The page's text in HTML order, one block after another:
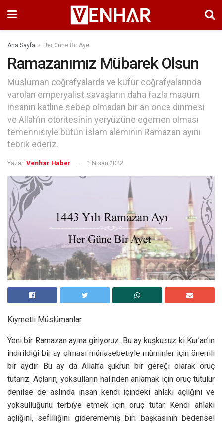
Ana Sayfa Her Güne Bir Ayet
Ramazanımız Mübarek Olsun
Müslüman coğrafyalarda ve küfür coğrafyalarında
varolan emperyalist savaşların daha fazla masum
insanın katline sebep olmadan bir an önce dinmesi
ve Allah’ın otoritesinin yeryüzüne egemen olması
temennisiyle bütün İslam aleminin Ramazan ayını
tebrik ederiz.
Yazar: Venhar Haber 1 Nisan 2022
Kıymetli Müslümanlar
Yeni bir Ramazan ayına giriyoruz. Bu ay kuşkusuz ki Kur’an’ın
indirildiği bir ay olması münasebetiyle müminler için önemli
bir aydır. Bu ay da Allah’a şükrün bir gereği olarak oruç
tutarız. Açların, yoksulların halinden anlamak için oruç tutulur
denilse de aslında insan kendi içindeki ahlaki açlığını ve
yoksulluğunu terbiye etmek için oruç tutar. Kendi ahlaki
açlığını, sefilliğini giderememiş biri başkasının bedensel